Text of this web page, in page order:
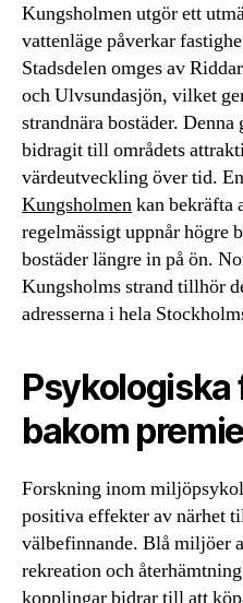
Kungsholmen utgör ett
vattenläge påverkar
Stadsdelen omges av
och Ulvsundasjön, vilket
strandnära bostäder.
bidragit till områdets
värdeutveckling över tid.
Kungsholmenkan bekräfta
regelmässigt uppnår högre
bostäder längre in på ön.
Kungsholms strand tillhör
adresserna i hela
Psykologiska
bakom
Forskning inom
positiva effekter av närhet
välbefinnande. Blå miljöer
rekreation och